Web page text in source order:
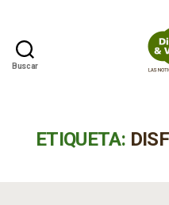
Buscar
ETIQUETA: